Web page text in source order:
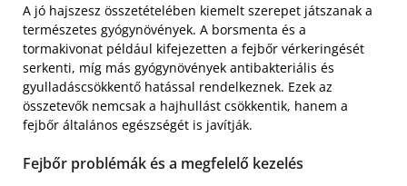
A jó hajszesz összetételében kiemelt szerepet játszanak a
természetes gyógynövények. A borsmenta és a
tormakivonat például kifejezetten a fejbőr vérkeringését
serkenti, míg más gyógynövények antibakteriális és
gyulladáscsökkentő hatással rendelkeznek. Ezek az
összetevők nemcsak a hajhullást csökkentik, hanem a
fejbőr általános egészségét is javítják.
Fejbőr problémák és a megfelelő kezelés